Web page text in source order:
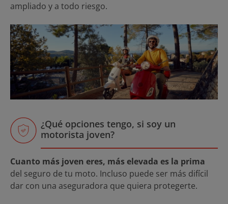
ampliado y a todo riesgo.
¿Qué opciones tengo, si soy un
motorista joven?
Cuanto más joven eres, más elevada es la prima
del seguro de tu moto. Incluso puede ser más difícil
dar con una aseguradora que quiera protegerte.